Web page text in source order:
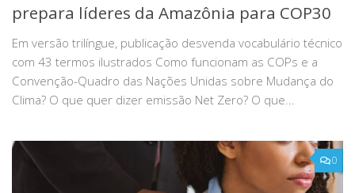
prepara líderes da Amazônia para COP30
Em versão trilíngue, publicação desvenda vocabulário técnico
com 43 termos ilustrados Como funcionam as COPs e a
Convenção-Quadro das Nações Unidas sobre Mudança do
Clima? O que quer dizer emissão Net Zero? O que...
0